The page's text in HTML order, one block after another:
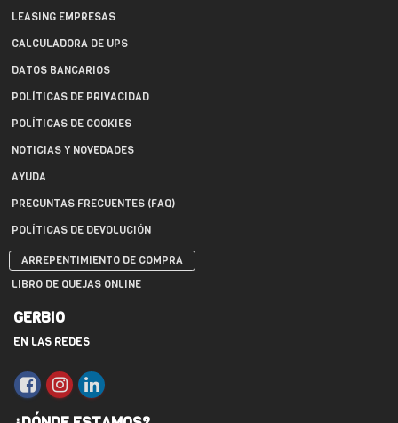
LEASING EMPRESAS
CALCULADORA DE UPS
DATOS BANCARIOS
POLÍTICAS DE PRIVACIDAD
POLÍTICAS DE COOKIES
NOTICIAS Y NOVEDADES
AYUDA
PREGUNTAS FRECUENTES (FAQ)
POLÍTICAS DE DEVOLUCIÓN
ARREPENTIMIENTO DE COMPRA
LIBRO DE QUEJAS ONLINE
GERBIO
EN LAS REDES